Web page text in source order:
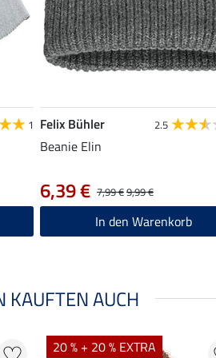
1 Felix Bühler 2.5
Beanie Elin
7,99 €9,99 €
6,39 €
In den Warenkorb
KAUFTEN AUCH
20 % + 20 % EXTRA